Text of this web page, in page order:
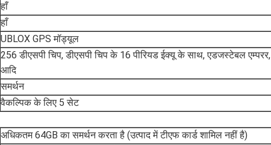
हाँ
हाँ
UBLOX GPS मॉड्यूल
256 डीएसपी चिप, डीएसपी चिप के 16 पीरियड ईक्यू के साथ, एडजस्टेबल एम्परर,
आदि
समर्थन
वैकल्पिक के लिए 5 सेट
अधिकतम 64GB का समर्थन करता है (उत्पाद में टीएफ कार्ड शामिल नहीं है)